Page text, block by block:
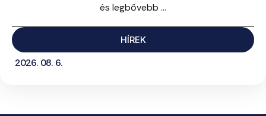
és legbővebb ...
HÍREK
2026. 08. 6.